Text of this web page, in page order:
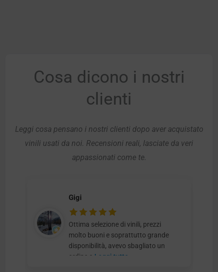
Cosa dicono i nostri
clienti
Leggi cosa pensano i nostri clienti dopo aver acquistato
vinili usati da noi. Recensioni reali, lasciate da veri
appassionati come te.
Gigi
Ottima selezione di vinili, prezzi
molto buoni e soprattutto grande
disponibilità, avevo sbagliato un
ordine e Leggi tutto